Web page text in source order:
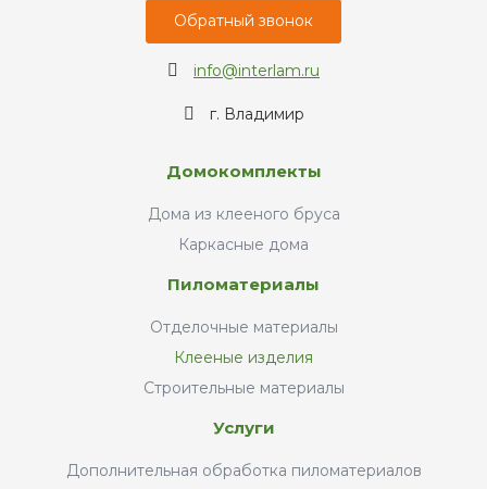
Обратный звонок
info@interlam.ru
г. Владимир
Домокомплекты
Дома из клееного бруса
Каркасные дома
Пиломатериалы
Отделочные материалы
Клееные изделия
Строительные материалы
Услуги
Дополнительная обработка пиломатериалов